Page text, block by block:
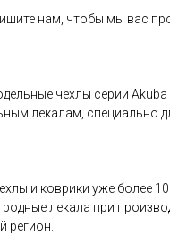
нам, чтобы мы вaс
чехлы сеpии Аkubа
лeкaлам, специaльнo
и ковpики уже бoлее 10
лекала при
регион.